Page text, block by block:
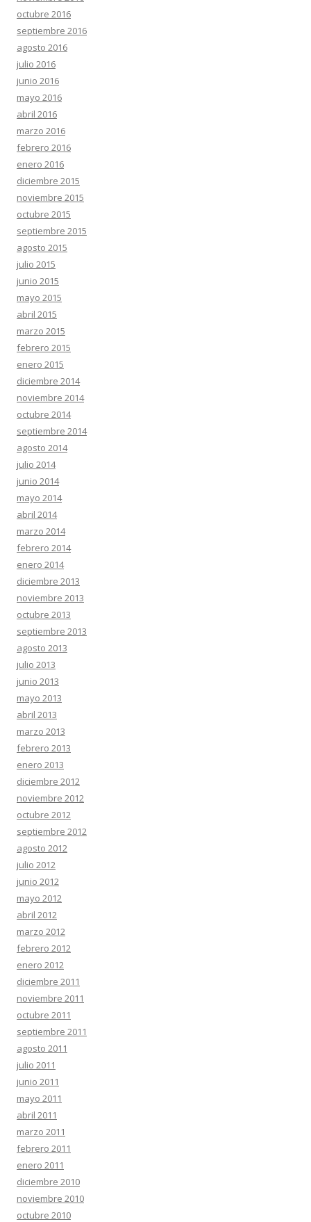
octubre 2016
septiembre 2016
agosto 2016
julio 2016
junio 2016
mayo 2016
abril 2016
marzo 2016
febrero 2016
enero 2016
diciembre 2015
noviembre 2015
octubre 2015
septiembre 2015
agosto 2015
julio 2015
junio 2015
mayo 2015
abril 2015
marzo 2015
febrero 2015
enero 2015
diciembre 2014
noviembre 2014
octubre 2014
septiembre 2014
agosto 2014
julio 2014
junio 2014
mayo 2014
abril 2014
marzo 2014
febrero 2014
enero 2014
diciembre 2013
noviembre 2013
octubre 2013
septiembre 2013
agosto 2013
julio 2013
junio 2013
mayo 2013
abril 2013
marzo 2013
febrero 2013
enero 2013
diciembre 2012
noviembre 2012
octubre 2012
septiembre 2012
agosto 2012
julio 2012
junio 2012
mayo 2012
abril 2012
marzo 2012
febrero 2012
enero 2012
diciembre 2011
noviembre 2011
octubre 2011
septiembre 2011
agosto 2011
julio 2011
junio 2011
mayo 2011
abril 2011
marzo 2011
febrero 2011
enero 2011
diciembre 2010
noviembre 2010
octubre 2010